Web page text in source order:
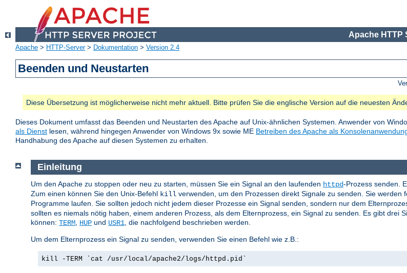
Apache HTTP
Apache > HTTP-Server> Dokumentation > Version 2.4
Beenden und Neustarten
Diese Übersetzung ist möglicherweise nicht mehr aktuell. Bitte prüfen Sie die englische Version auf die neuesten
Dieses Dokument umfasst das Beenden und Neustarten des Apache auf Unix-ähnlichen Systemen. Anwender von
als Dienst lesen, während hingegen Anwender von Windows 9x sowie ME Betreiben des Apache als
Handhabung des Apache auf diesen Systemen zu erhalten.
Einleitung
Um den Apache zu stoppen oder neu zu starten, müssen Sie ein Signal an den laufenden httpd-Prozess senden.
Zum einen können Sie den Unix-Befehl kill verwenden, um den Prozessen direkt Signale zu senden. Sie werden
Programme laufen. Sie sollten jedoch nicht jedem dieser Prozesse ein Signal senden, sondern nur dem
sollten es niemals nötig haben, einem anderen Prozess, als dem Elternprozess, ein Signal zu senden. Es gibt drei
können: TERM HUP und USR1 , die nachfolgend beschrieben werden.
Um dem Elternprozess ein Signal zu senden, verwenden Sie einen Befehl wie z.B.:
kill -TERM `cat /usr/local/apache2/logs/httpd.pid`